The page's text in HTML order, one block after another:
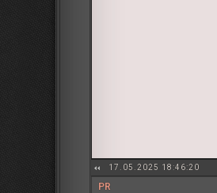
17.05.2025 18:46:20
PR